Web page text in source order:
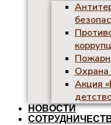
Охрана
Акция
НОВОСТИ